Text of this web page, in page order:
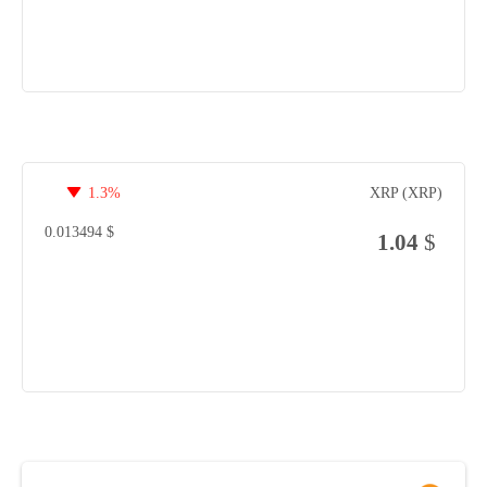
XRP (XRP)
1.3%
$
1.04
$
0.013494